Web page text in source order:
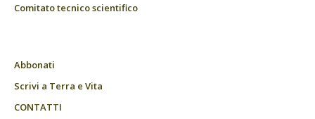
Comitato tecnico scientifico
Abbonati
Scrivi a Terra e Vita
CONTATTI